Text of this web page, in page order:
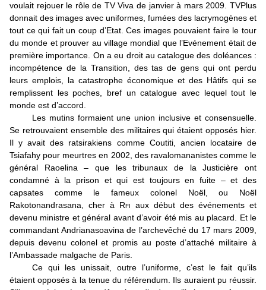
voulait rejouer le rôle de TV Viva de janvier à mars 2009. TVPlus
donnait des images avec uniformes, fumées des lacrymogènes et
tout ce qui fait un coup d’Etat. Ces images pouvaient faire le tour
du monde et prouver au village mondial que l’Evénement était de
première importance. On a eu droit au catalogue des doléances :
incompétence de la Transition, des tas de gens qui ont perdu
leurs emplois, la catastrophe économique et des Hâtifs qui se
remplissent les poches, bref un catalogue avec lequel tout le
monde est d’accord.
Les mutins formaient une union inclusive et consensuelle.
Se retrouvaient ensemble des militaires qui étaient opposés hier.
Il y avait des ratsirakiens comme Coutiti, ancien locataire de
Tsiafahy pour meurtres en 2002, des ravalomananistes comme le
général Raoelina – que les tribunaux de la Justicière ont
condamné à la prison et qui est toujours en fuite – et des
capsates comme le fameux colonel Noël, ou Noël
Rakotonandrasana, cher à Rfi aux début des événements et
devenu ministre et général avant d’avoir été mis au placard. Et le
commandant Andrianasoavina de l’archevêché du 17 mars 2009,
depuis devenu colonel et promis au poste d’attaché militaire à
l’Ambassade malgache de Paris.
Ce qui les unissait, outre l’uniforme, c’est le fait qu’ils
étaient opposés à la tenue du référendum. Ils auraient pu réussir.